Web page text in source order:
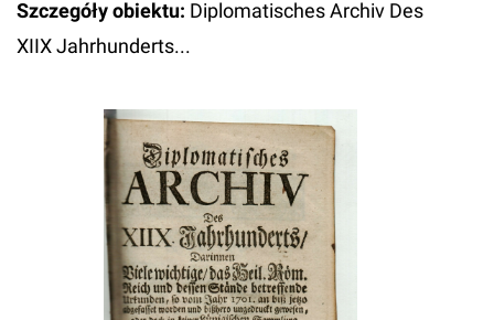
Szczegóły obiektu: Diplomatisches Archiv Des
XIIX Jahrhunderts...